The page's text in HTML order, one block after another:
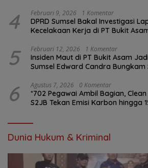
4 Februari 9, 2026 1 Komentar
DPRD Sumsel Bakal Investigasi
Kecelakaan Kerja di PT Bukit
5 Februari 12, 2026 1 Komentar
Insiden Maut di PT Bukit Asam
Sumsel Edward Candra
6 Agustus 7, 2026 0 Komentar
*702 Pegawai Ambil Bagian, Clean
S2JB Tekan Emisi Karbon hingga
Dunia Hukum & Kriminal